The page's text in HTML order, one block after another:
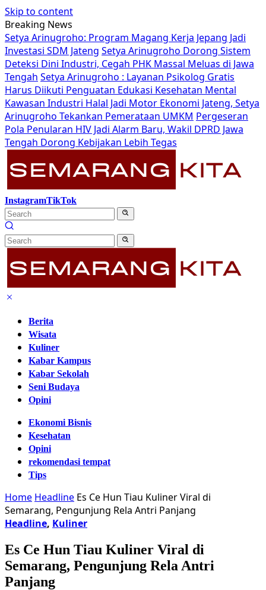
Skip to content
Breaking News
Setya Arinugroho: Program Magang Kerja Jepang Jadi
Investasi SDM Jateng Setya Arinugroho Dorong Sistem
Deteksi Dini Industri, Cegah PHK Massal Meluas di Jawa
Tengah Setya Arinugroho : Layanan Psikolog Gratis
Harus Diikuti Penguatan Edukasi Kesehatan Mental
Kawasan Industri Halal Jadi Motor Ekonomi Jateng, Setya
Arinugroho Tekankan Pemerataan UMKM Pergeseran
Pola Penularan HIV Jadi Alarm Baru, Wakil DPRD Jawa
Tengah Dorong Kebijakan Lebih Tegas
InstagramTikTok
Berita
Wisata
Kuliner
Kabar Kampus
Kabar Sekolah
Seni Budaya
Opini
Ekonomi Bisnis
Kesehatan
Opini
rekomendasi tempat
Tips
Home Headline Es Ce Hun Tiau Kuliner Viral di
Semarang, Pengunjung Rela Antri Panjang
Headline, Kuliner
Es Ce Hun Tiau Kuliner Viral di
Semarang, Pengunjung Rela Antri
Panjang